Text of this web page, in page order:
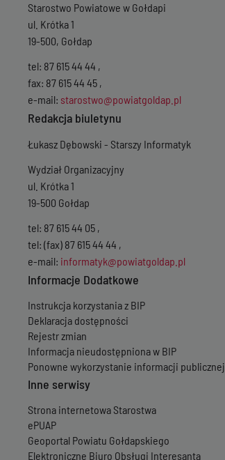
Starostwo Powiatowe w Gołdapi
ul. Krótka 1
19-500, Gołdap
tel: 87 615 44 44 ,
fax: 87 615 44 45 ,
e-mail: starostwo@powiatgoldap.pl
Redakcja biuletynu
Łukasz Dębowski - Starszy Informatyk
Wydział Organizacyjny
ul. Krótka 1
19-500 Gołdap
tel: 87 615 44 05 ,
tel: (fax) 87 615 44 44 ,
e-mail: informatyk@powiatgoldap.pl
Informacje Dodatkowe
Instrukcja korzystania z BIP
Deklaracja dostępności
Rejestr zmian
Informacja nieudostępniona w BIP
Ponowne wykorzystanie informacji publicznej
Inne serwisy
Strona internetowa Starostwa
ePUAP
Geoportal Powiatu Gołdapskiego
Elektroniczne Biuro Obsługi Interesanta